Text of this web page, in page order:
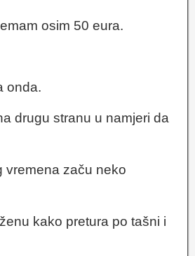
osim 50 eura.
onda.
drugu stranu u namjeri da
vremena začu neko
kako pretura po tašni i